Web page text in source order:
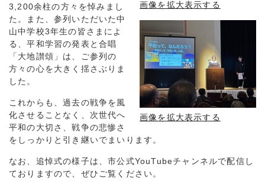
画像を拡大表示する
画像を拡大表示する
3,200余柱の方々を悼みまし
た。また、参列いただいた中
山中学校3年生の皆さまによ
る、平和学習の発表と合唱
「大地讃頌」は、ご参列の
方々の心を大きく揺さぶりま
した。
これからも、過去の戦争を風
化させることなく、次世代へ
平和の大切さ、戦争の悲惨さ
をしっかりと引き継いでまいります。
なお、追悼式の様子は、市公式YouTubeチャンネルで配信し
ておりますので、ぜひご覧ください。